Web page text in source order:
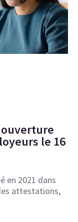
le 16
en 2021 dans
attestations,